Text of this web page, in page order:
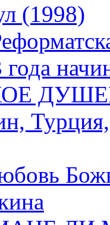
(1998)
года